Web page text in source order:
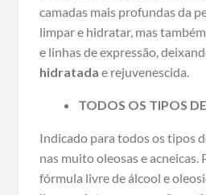
camadas mais profundas da
limpar e hidratar, mas
e linhas de expressão,
hidratada e rejuvenescida.
TODOS OS TIPOS
Indicado para todos os tipos
nas muito oleosas e acneicas.
fórmula livre de álcool e